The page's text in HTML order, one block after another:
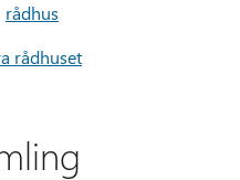
rådhus
rådhuset